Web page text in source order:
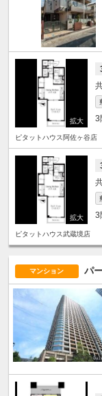
3
ピタットハウス阿佐ヶ谷店
3
ピタットハウス武蔵境店
マンション パ